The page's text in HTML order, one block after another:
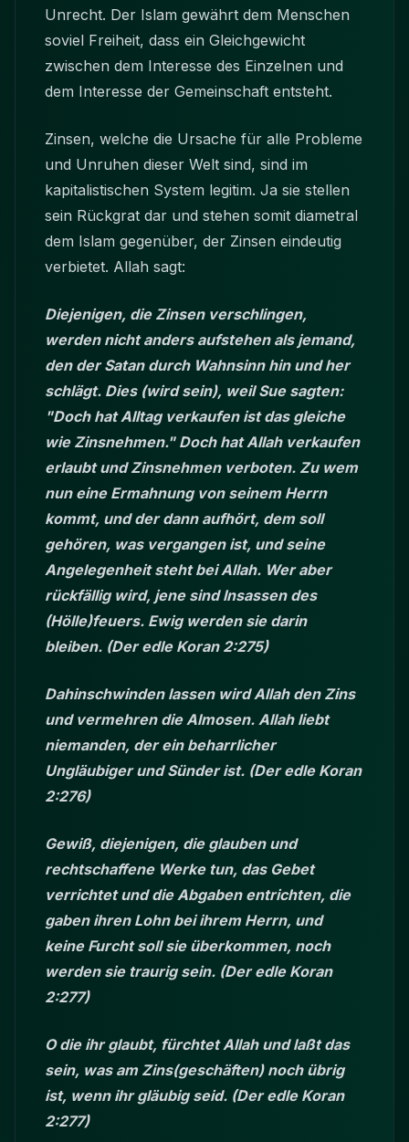
Unrecht. Der Islam gewährt dem Menschen
soviel Freiheit, dass ein Gleichgewicht
zwischen dem Interesse des Einzelnen und
dem Interesse der Gemeinschaft entsteht.
Zinsen, welche die Ursache für alle Probleme
und Unruhen dieser Welt sind, sind im
kapitalistischen System legitim. Ja sie stellen
sein Rückgrat dar und stehen somit diametral
dem Islam gegenüber, der Zinsen eindeutig
verbietet. Allah sagt:
Diejenigen, die Zinsen verschlingen,
werden nicht anders aufstehen als jemand,
den der Satan durch Wahnsinn hin und her
schlägt. Dies (wird sein), weil Sue sagten:
"Doch hat Alltag verkaufen ist das gleiche
wie Zinsnehmen." Doch hat Allah verkaufen
erlaubt und Zinsnehmen verboten. Zu wem
nun eine Ermahnung von seinem Herrn
kommt, und der dann aufhört, dem soll
gehören, was vergangen ist, und seine
Angelegenheit steht bei Allah. Wer aber
rückfällig wird, jene sind Insassen des
(Hölle)feuers. Ewig werden sie darin
bleiben. (Der edle Koran 2:275)
Dahinschwinden lassen wird Allah den Zins
und vermehren die Almosen. Allah liebt
niemanden, der ein beharrlicher
Ungläubiger und Sünder ist. (Der edle Koran
2:276)
Gewiß, diejenigen, die glauben und
rechtschaffene Werke tun, das Gebet
verrichtet und die Abgaben entrichten, die
gaben ihren Lohn bei ihrem Herrn, und
keine Furcht soll sie überkommen, noch
werden sie traurig sein. (Der edle Koran
2:277)
O die ihr glaubt, fürchtet Allah und laßt das
sein, was am Zins(geschäften) noch übrig
ist, wenn ihr gläubig seid. (Der edle Koran
2:277)